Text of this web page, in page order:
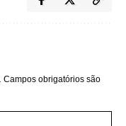
Campos obrigatórios são